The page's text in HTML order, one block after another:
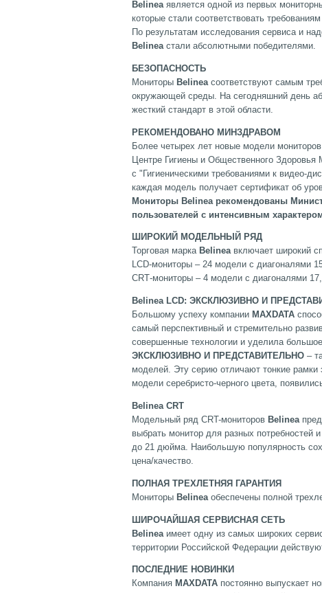
Belineaявляется одной из первых
которые стали соответствовать требованиям
По результатам исследования сервиса и
Belineaстали абсолютными победителями.
БЕЗОПАСНОСТЬ
Мониторы Belinea соответствуют самым
окружающей среды. На сегодняшний день
жесткий стандарт в этой области.
РЕКОМЕНДОВАНО МИНЗДРАВОМ
Более четырех лет новые модели мониторов
Центре Гигиены и Общественного Здоровья
с "Гигиеническими требованиями к видео-
каждая модель получает сертификат об
Мониторы Belinea рекомендованы
пользователей с интенсивным
ШИРОКИЙ МОДЕЛЬНЫЙ РЯД
Торговая марка Belineaвключает широкий
LCD-мониторы – 24 модели с диагоналями
CRТ-мониторы – 4 модели с диагоналями
Belinea LCD: ЭКСКЛЮЗИВНО И
Большому успеху компании MAXDATA
самый перспективный и стремительно
совершенные технологии и уделила
ЭКСКЛЮЗИВНО И ПРЕДСТАВИТЕЛЬНО –
моделей. Эту серию отличают тонкие
модели серебристо-черного цвета,
Belinea CRT
Модельный ряд CRT-мониторов Belinea
выбрать монитор для разных
до 21 дюйма. Наибольшую популярность
цена/качество.
ПОЛНАЯ ТРЕХЛЕТНЯЯ ГАРАНТИЯ
Мониторы Belinea обеспечены полной
ШИРОЧАЙШАЯ СЕРВИСНАЯ СЕТЬ
Belinea имеет одну из самых широких
территории Российской Федерации
ПОСЛЕДНИЕ НОВИНКИ
Компания MAXDATA постоянно выпускает